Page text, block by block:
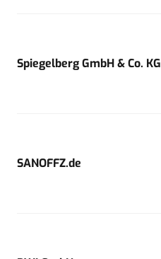
Spiegelberg GmbH & Co. KG
SANOFFZ.de